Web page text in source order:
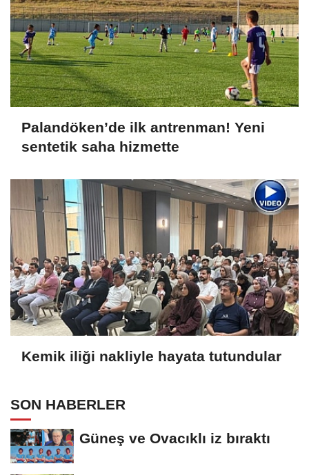
Palandöken’de ilk antrenman! Yeni
sentetik saha hizmette
Kemik iliği nakliyle hayata tutundular
SON HABERLER
Güneş ve Ovacıklı iz bıraktı